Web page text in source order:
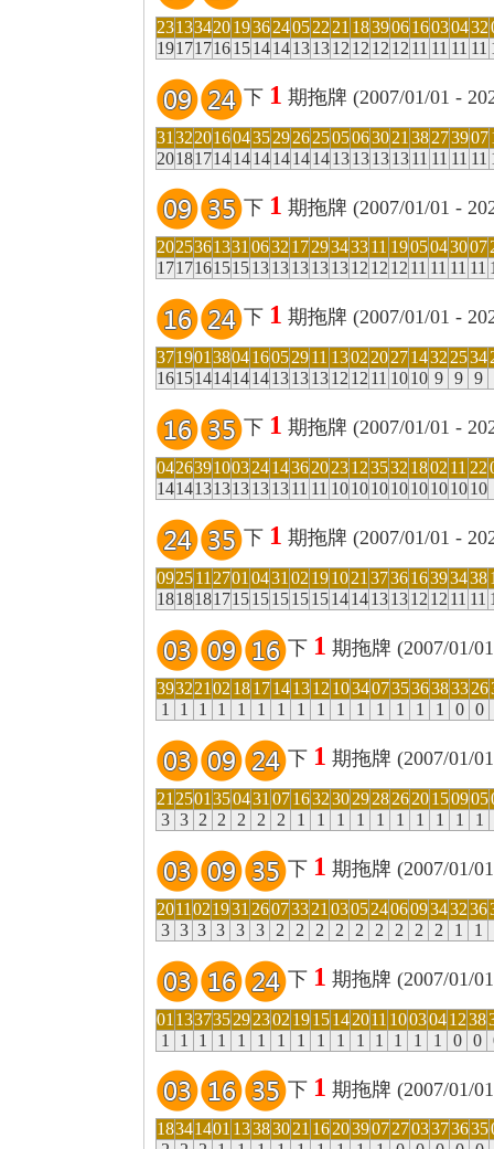
231334201936 2405 22 21 183906 16030432
1917171615 14 14 13 13 12 12 12 12 11 11 11 11
下 1 期拖牌 (2007/01/01 -
31 3220160435 29 26 25050630 21 38 273907
2018171414 14 14 14 14 13 13 13 13 11 11 11 11
下 1 期拖牌 (2007/01/01 -
2025361331 0632 17 293433 11 1905043007
171716151513 13 13 13 13 12 12 12 11 11 11 11
下 1 期拖牌 (2007/01/01 -
371901 38041605 29 11 1302 20 27 1432 2534
161514141414 13 13 13 12 12 11 10 10 9 9 9
下 1 期拖牌 (2007/01/01 -
042639100324 1436 20 23 123532 1802 11 22
141413131313 13 11 11 10 10 10 10 10 10 10 10
下 1 期拖牌 (2007/01/01 -
092511 2701 0431 02 19 10 21 3736 16393438
181818171515 15 15 15 14 14 13 13 12 12 11 11
下 1 期拖牌 (2007/01/
393221 02 18 17 14 13 12 10340735363833 26
1
1 1 1 1 1 1 1 1 1 1 1 1 1 1 0 0
下 1 期拖牌 (2007/01/
21 2501 350431 07 163230 29 28 26 20 150905
3 3 2 2 2 2 2 1 1 1 1 1 1 1 1 1 1
下 1 期拖牌 (2007/01/
2011 021931 260733 21 0305 240609343236
3 3 3 3 3 3 2 2 2 2 2 2 2 2 2 1 1
下 1 期拖牌 (2007/01/
01 13373529 2302 19 15 14 2011 100304 1238
1
1 1 1 1 1 1 1 1 1 1 1 1 1 1 0 0
下 1 期拖牌 (2007/01/
18341401 133830 21 16 203907 2703373635